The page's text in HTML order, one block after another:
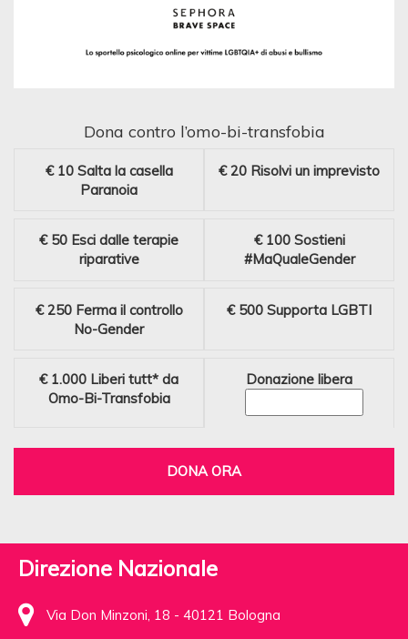
Dona contro l’omo-bi-transfobia
€ 10 Salta la casella
Paranoia
€ 20 Risolvi un imprevisto
€ 50 Esci dalle terapie
riparative
€ 100 Sostieni
#MaQualeGender
€ 250 Ferma il controllo
No-Gender
€ 500 Supporta LGBTI
€ 1.000 Liberi tutt* da
Omo-Bi-Transfobia
Donazione libera
DONA ORA
Direzione Nazionale
Via Don Minzoni, 18 - 40121 Bologna